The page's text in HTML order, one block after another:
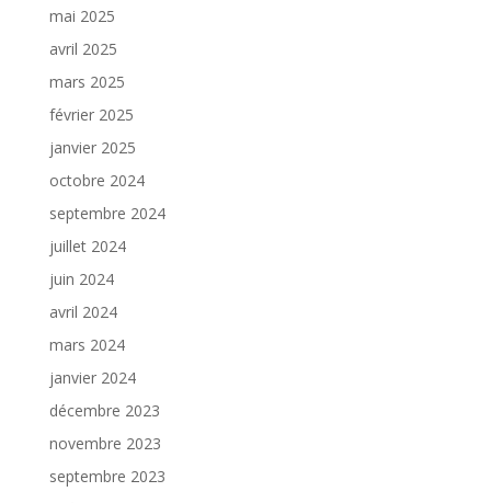
mai 2025
avril 2025
mars 2025
février 2025
janvier 2025
octobre 2024
septembre 2024
juillet 2024
juin 2024
avril 2024
mars 2024
janvier 2024
décembre 2023
novembre 2023
septembre 2023